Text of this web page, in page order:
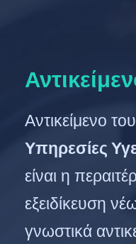
Αντικείμενο
Υπηρεσίες
είναι η
εξειδίκευση
γνωστικά